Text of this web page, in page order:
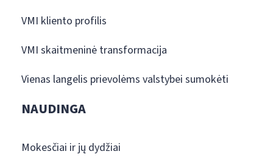
VMI kliento profilis
VMI skaitmeninė transformacija
Vienas langelis prievolėms valstybei sumokėti
NAUDINGA
Mokesčiai ir jų dydžiai